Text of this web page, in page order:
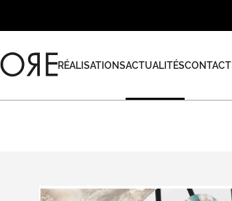
RÉALISATIONSACTUALITÉSCONTACT